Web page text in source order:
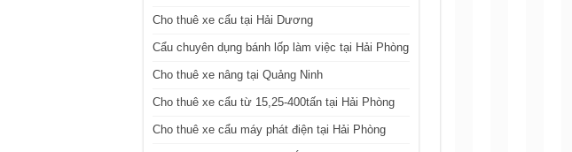
Cho thuê xe cẩu tại Hải Dương
Cẩu chuyên dụng bánh lốp làm việc tại Hải Phòng
Cho thuê xe nâng tại Quảng Ninh
Cho thuê xe cẩu từ 15,25-400tấn tại Hải Phòng
Cho thuê xe cẩu máy phát điện tại Hải Phòng